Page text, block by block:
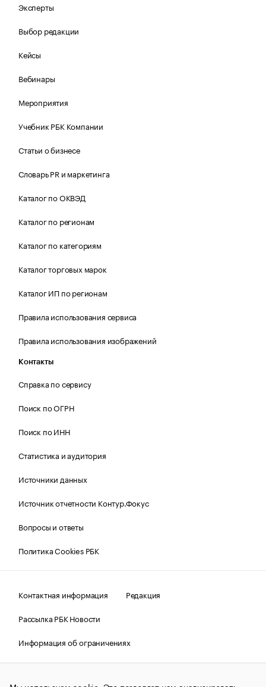
Эксперты
Выбор редакции
Кейсы
Вебинары
Мероприятия
Учебник РБК Компании
Статьи о бизнесе
Словарь PR и маркетинга
Каталог по ОКВЭД
Каталог по регионам
Каталог по категориям
Каталог торговых марок
Каталог ИП по регионам
Правила использования сервиса
Правила использования изображений
Контакты
Справка по сервису
Поиск по ОГРН
Поиск по ИНН
Статистика и аудитория
Источники данных
Источник отчетности Контур.Фокус
Вопросы и ответы
Политика Cookies РБК
Контактная информация
Редакция
Рассылка РБК Новости
Информация об ограничениях
Правовая информация
О соблюдении авторских прав